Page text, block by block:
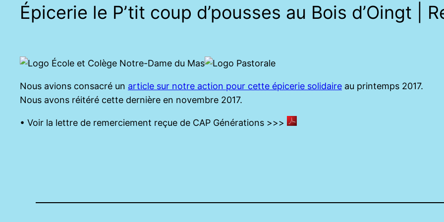
Épicerie le P’tit coup d’pousses au Bois d’Oingt |
Nous avions consacré un article sur notre action pour cette épicerie solidaire au printemps 2017.
Nous avons réitéré cette dernière en novembre 2017.
• Voir la lettre de remerciement reçue de CAP Générations >>>